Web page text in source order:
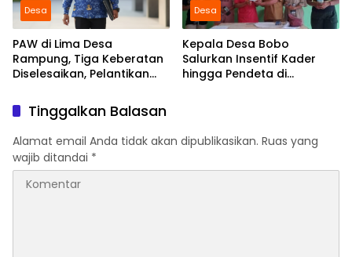
Desa
PAW di Lima Desa
Rampung, Tiga Keberatan
Diselesaikan, Pelantikan
Desa
Kepala Desa Bobo
Salurkan Insentif Kader
hingga Pendeta di
Tinggalkan Balasan
Alamat email Anda tidak akan dipublikasikan. Ruas yang
wajib ditandai *